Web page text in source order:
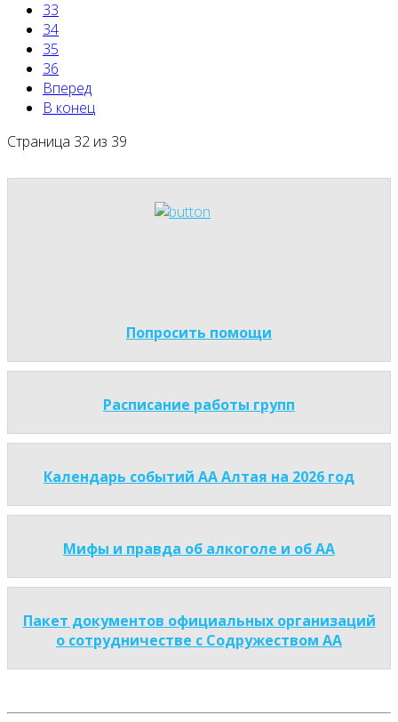
33
34
35
36
Вперед
В конец
Страница 32 из 39
Попросить помощи
Расписание работы групп
Календарь событий АА Алтая на 2026 год
Мифы и правда об алкоголе и об АА
Пакет документов официальных организаций
о сотрудничестве с Содружеством АА